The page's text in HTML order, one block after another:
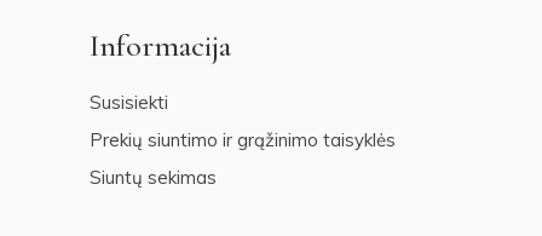
Informacija
Susisiekti
Prekių siuntimo ir grąžinimo taisyklės
Siuntų sekimas